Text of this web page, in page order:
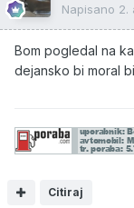
Napisano 2.
Bom pogledal na
dejansko bi moral
Citiraj